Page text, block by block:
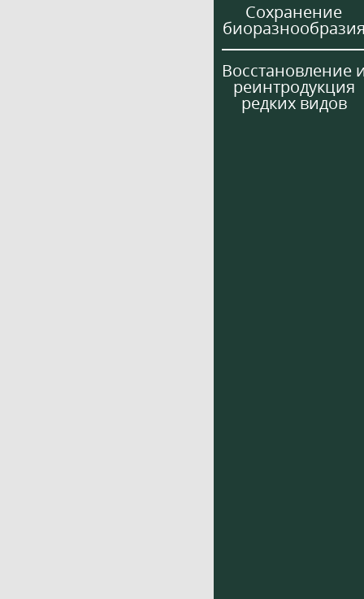
Сохранение
Восстановление
реинтродукция
редких видов